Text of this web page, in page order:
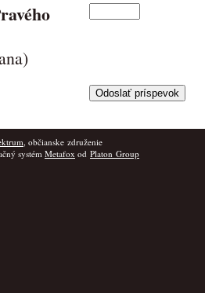
, občianske združenie
systém Metafox od Platon Group